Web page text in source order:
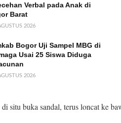
Verbal pada Anak di
Barat
2026
Bogor Uji Sampel MBG di
Usai 25 Siswa Diduga
2026
situ buka sandal, terus loncat ke